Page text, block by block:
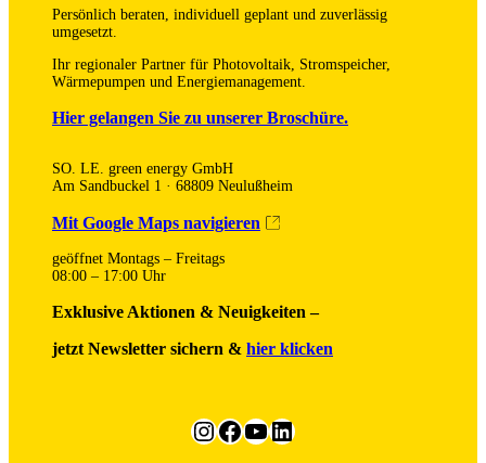
Persönlich beraten, individuell geplant und zuverlässig
umgesetzt.
Ihr regionaler Partner für Photovoltaik, Stromspeicher,
Wärmepumpen und Energiemanagement.
Hier gelangen Sie zu unserer Broschüre.
SO. LE. green energy GmbH
Am Sandbuckel 1 · 68809 Neulußheim
Mit Google Maps navigieren
geöffnet Montags – Freitags
08:00 – 17:00 Uhr
Exklusive Aktionen & Neuigkeiten –
jetzt Newsletter sichern & hier klicken
InstagramFacebook YouTube LinkedIn